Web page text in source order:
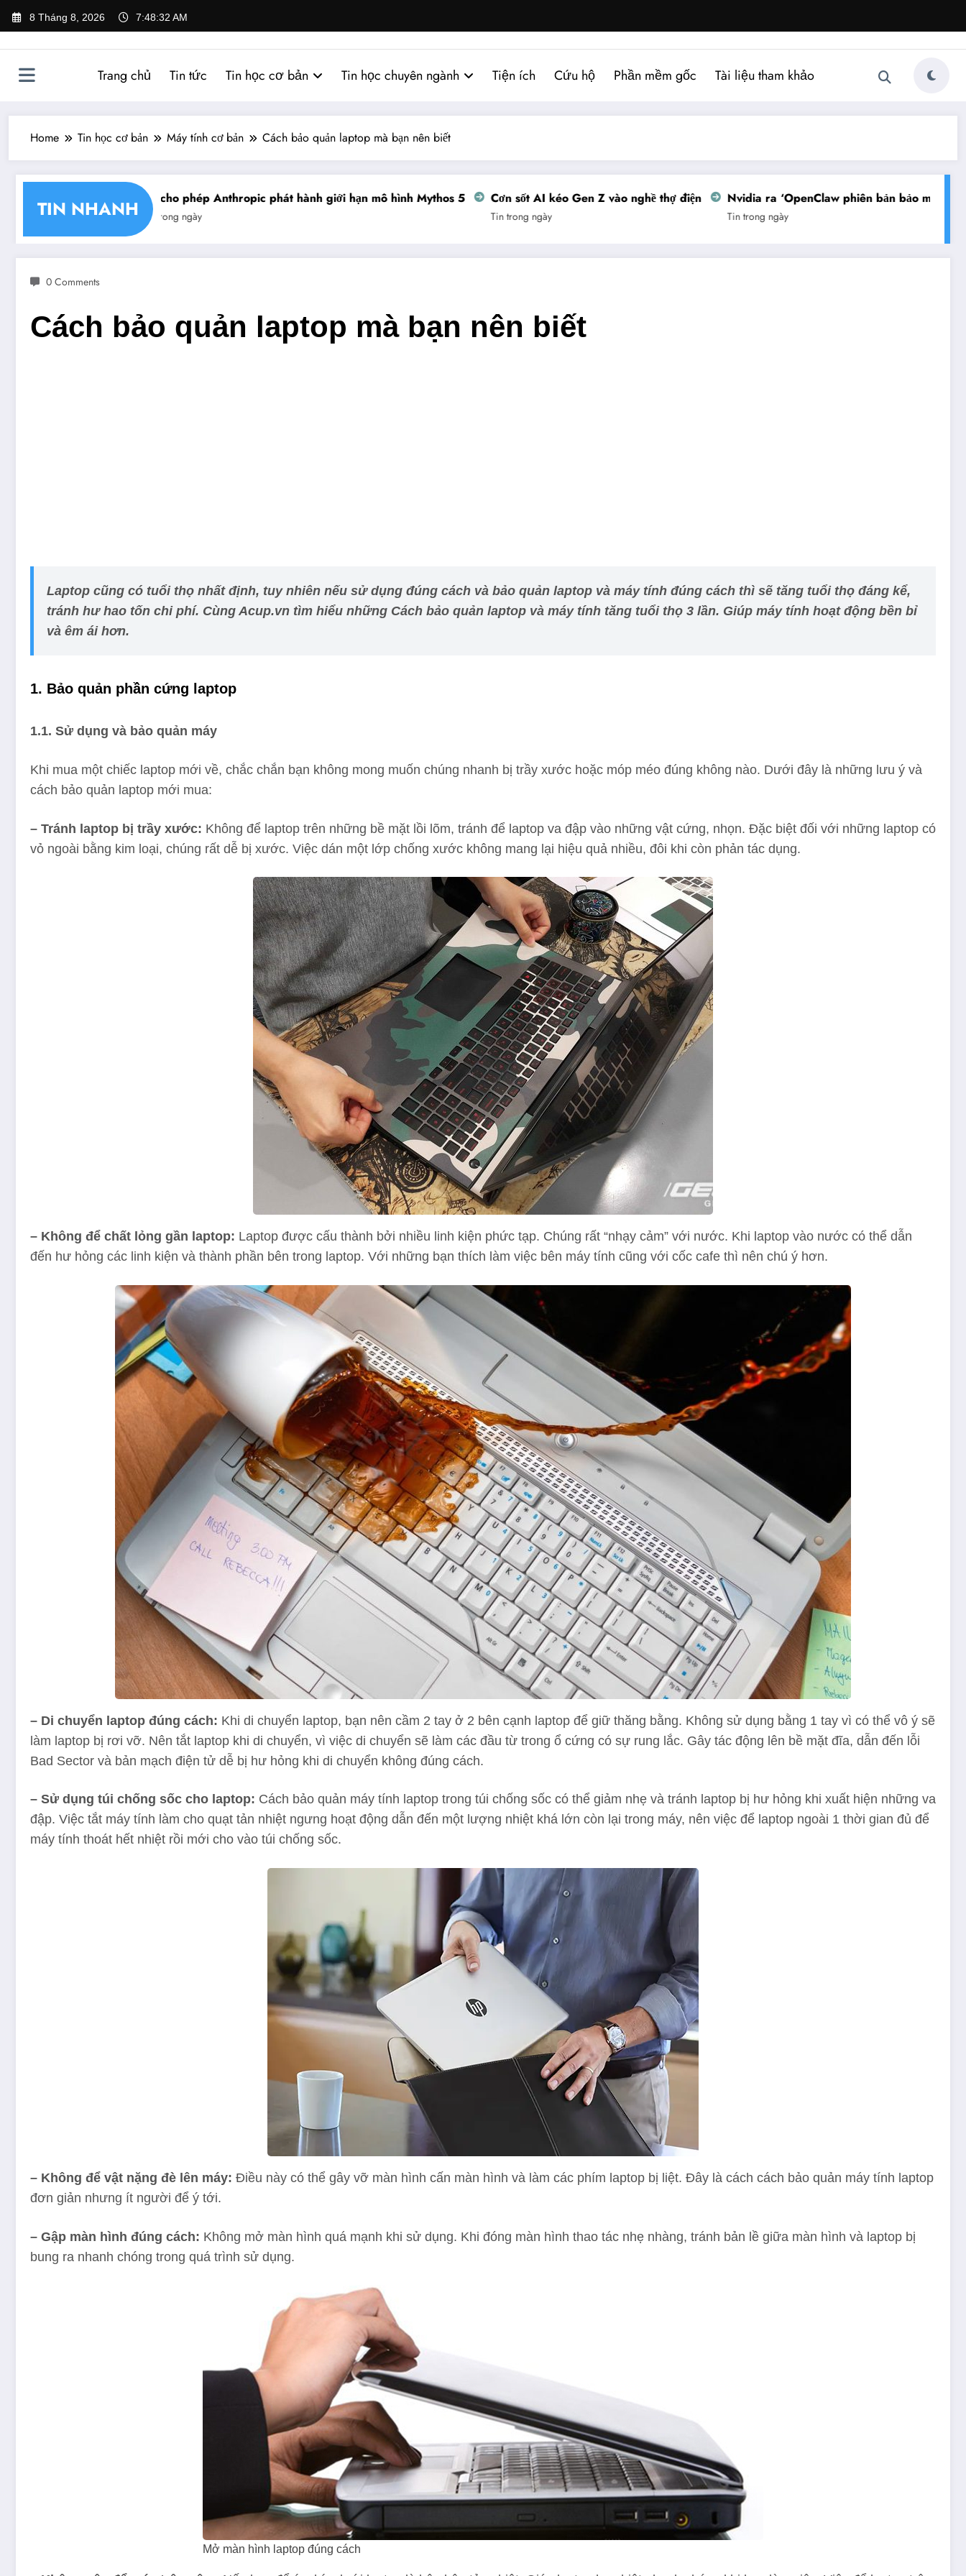
8 Tháng 8, 2026 7:48:34 AM
Trang chủ Tin tức Tin học cơ bản Tin học chuyên ngành Tiện ích Cứu hộ Phần mềm gốc Tài liệu tham khảo
Home Tin học cơ bản Máy tính cơ bản Cách bảo quản laptop mà bạn nên biết
TIN NHANH
chữ ký số Mỹ cho phép Anthropic phát hành giới hạn mô hình Mythos 5
Tin trong ngày
Cơn sốt AI kéo Gen Z vào nghề thợ điện
Tin trong ngày
Nvidia ra ‘OpenClaw phiên bản bảo mật’
Tin trong ngày
0 Comments
Cách bảo quản laptop mà bạn nên biết
Laptop cũng có tuổi thọ nhất định, tuy nhiên nếu sử dụng đúng cách và bảo quản laptop và máy tính đúng cách thì sẽ tăng tuổi thọ đáng kể,
tránh hư hao tốn chi phí. Cùng Acup.vn tìm hiểu những Cách bảo quản laptop và máy tính tăng tuổi thọ 3 lần. Giúp máy tính hoạt động bền bỉ
và êm ái hơn.
1. Bảo quản phần cứng laptop
1.1. Sử dụng và bảo quản máy
Khi mua một chiếc laptop mới về, chắc chắn bạn không mong muốn chúng nhanh bị trầy xước hoặc móp méo đúng không nào. Dưới đây là những lưu ý và
cách bảo quản laptop mới mua:
– Tránh laptop bị trầy xước: Không để laptop trên những bề mặt lồi lõm, tránh để laptop va đập vào những vật cứng, nhọn. Đặc biệt đối với những laptop có
vỏ ngoài bằng kim loại, chúng rất dễ bị xước. Việc dán một lớp chống xước không mang lại hiệu quả nhiều, đôi khi còn phản tác dụng.
– Không để chất lỏng gần laptop: Laptop được cấu thành bởi nhiều linh kiện phức tạp. Chúng rất “nhạy cảm” với nước. Khi laptop vào nước có thể dẫn
đến hư hỏng các linh kiện và thành phần bên trong laptop. Với những bạn thích làm việc bên máy tính cũng với cốc cafe thì nên chú ý hơn.
– Di chuyển laptop đúng cách: Khi di chuyển laptop, bạn nên cầm 2 tay ở 2 bên cạnh laptop để giữ thăng bằng. Không sử dụng bằng 1 tay vì có thể vô ý sẽ
làm laptop bị rơi vỡ. Nên tắt laptop khi di chuyển, vì việc di chuyển sẽ làm các đầu từ trong ổ cứng có sự rung lắc. Gây tác động lên bề mặt đĩa, dẫn đến lỗi
Bad Sector và bản mạch điện tử dễ bị hư hỏng khi di chuyển không đúng cách.
– Sử dụng túi chống sốc cho laptop: Cách bảo quản máy tính laptop trong túi chống sốc có thể giảm nhẹ và tránh laptop bị hư hỏng khi xuất hiện những va
đập. Việc tắt máy tính làm cho quạt tản nhiệt ngưng hoạt động dẫn đến một lượng nhiệt khá lớn còn lại trong máy, nên việc để laptop ngoài 1 thời gian đủ để
máy tính thoát hết nhiệt rồi mới cho vào túi chống sốc.
– Không để vật nặng đè lên máy: Điều này có thể gây vỡ màn hình cấn màn hình và làm các phím laptop bị liệt. Đây là cách cách bảo quản máy tính laptop
đơn giản nhưng ít người để ý tới.
– Gập màn hình đúng cách: Không mở màn hình quá mạnh khi sử dụng. Khi đóng màn hình thao tác nhẹ nhàng, tránh bản lề giữa màn hình và laptop bị
bung ra nhanh chóng trong quá trình sử dụng.
Mở màn hình laptop đúng cách